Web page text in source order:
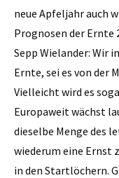
neue Apfeljahr auch
Prognosen der Ernte
Sepp Wielander: Wir
Ernte, sei es von der
Vielleicht wird es
Europaweit wächst
dieselbe Menge des
wiederum eine Ernst
in den Startlöchern.